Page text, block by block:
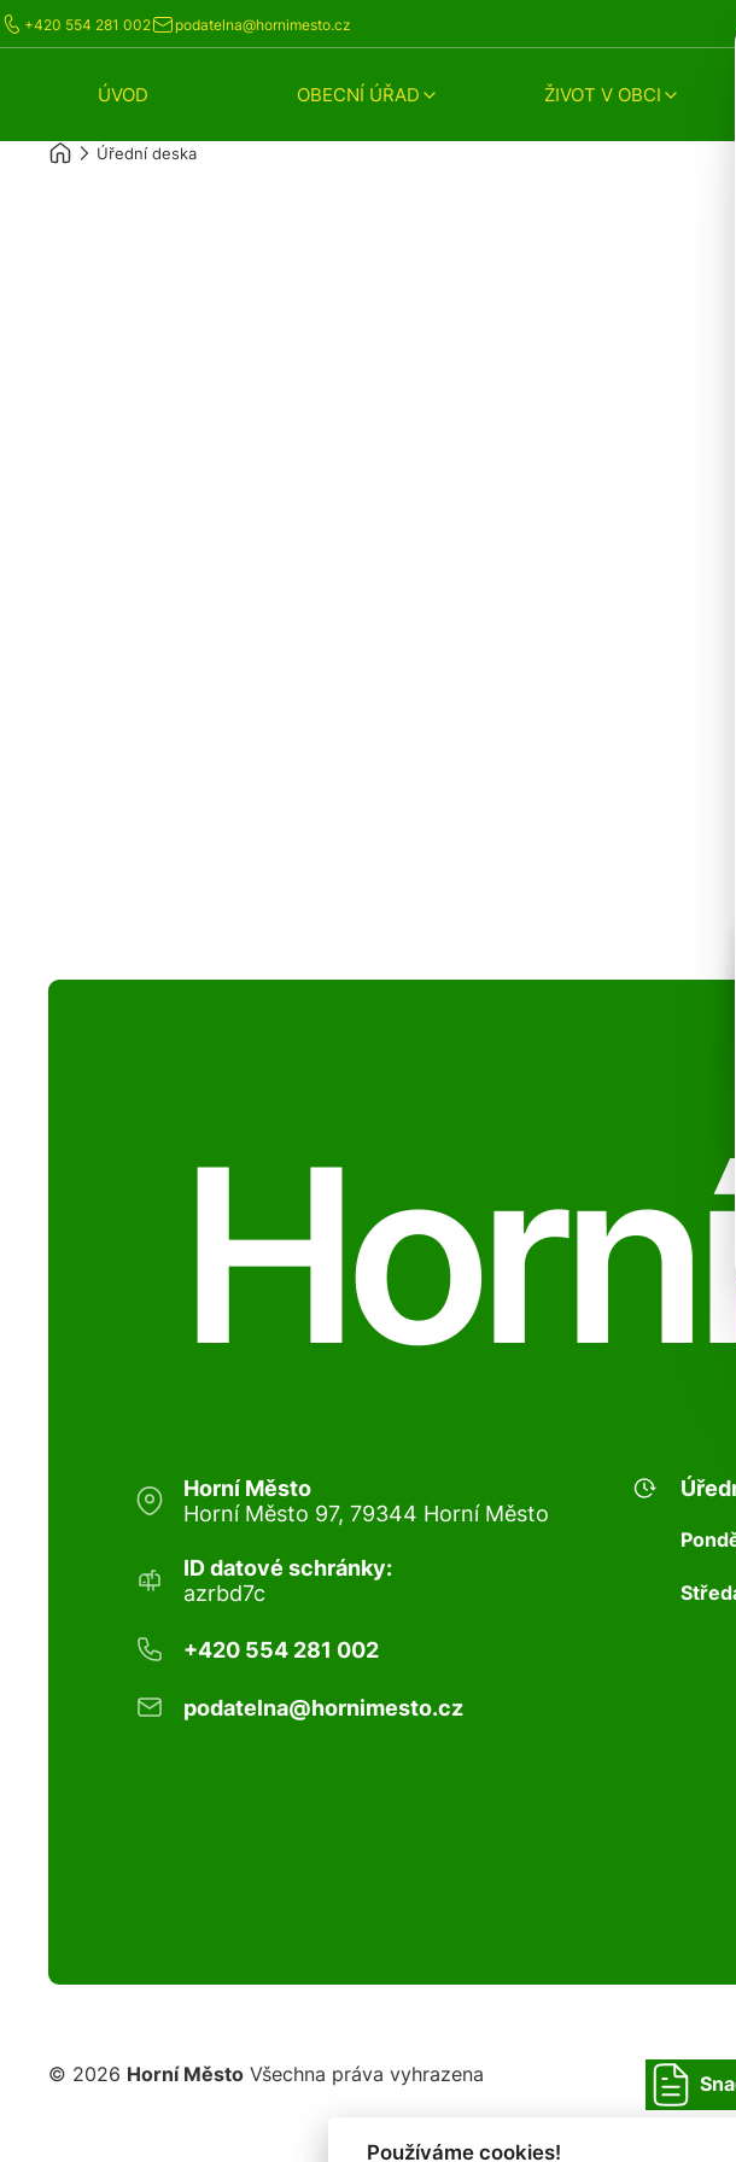
+420 554 281 002 podatelna@hornimesto.cz
ÚVOD OBECNÍ ÚŘAD ŽIVOT V OBCI
Úřední deska
Horní Město
Horní Město 97, 79344 Horní Město
ID datové schránky:
azrbd7c
+420 554 281 002
podatelna@hornimesto.cz
© 2026 Horní Město Všechna práva vyhrazena
Používáme cookies!